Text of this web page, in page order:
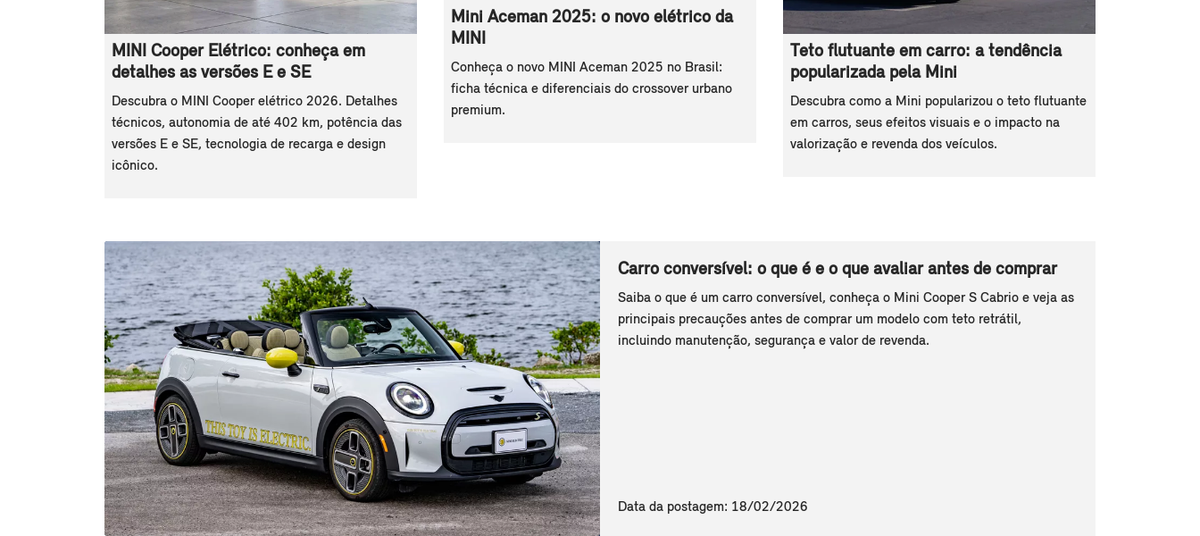
MINI Cooper Elétrico: conheça em
detalhes as versões E e SE
Descubra o MINI Cooper elétrico 2026. Detalhes
técnicos, autonomia de até 402 km, potência das
versões E e SE, tecnologia de recarga e design
icônico.
Mini Aceman 2025: o novo elétrico da
MINI
Conheça o novo MINI Aceman 2025 no Brasil:
ficha técnica e diferenciais do crossover urbano
premium.
Teto flutuante em carro: a tendência
popularizada pela Mini
Descubra como a Mini popularizou o teto flutuante
em carros, seus efeitos visuais e o impacto na
valorização e revenda dos veículos.
Carro conversível: o que é e o que avaliar antes de comprar
Saiba o que é um carro conversível, conheça o Mini Cooper S Cabrio e veja as
principais precauções antes de comprar um modelo com teto retrátil,
incluindo manutenção, segurança e valor de revenda.
Data da postagem: 18/02/2026